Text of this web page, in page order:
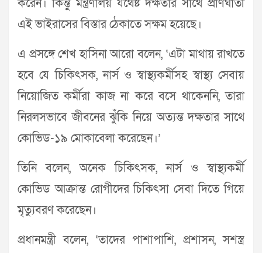
করেন। কিন্তু মন্ত্রণালয় যথেষ্ট দক্ষতার সাথে প্রাণঘাতী
এই ভাইরাসের বিস্তার ঠেকাতে সক্ষম হয়েছে।
এ প্রসঙ্গে শেখ হাসিনা আরো বলেন, ‘এটা মাথায় রাখতে
হবে যে চিকিৎসক, নার্স ও স্বাস্থ্যকর্মীসহ স্বাস্থ্য সেবায়
নিয়োজিত কর্মীরা কাজ না করে বসে থাকেননি, তারা
নিরলসভাবে জীবনের ঝুঁকি নিয়ে অত্যন্ত দক্ষতার সাথে
কোভিড-১৯ মোকাবেলা করেছেন।’
তিনি বলেন, অনেক চিকিৎসক, নার্স ও স্বাস্থ্যকর্মী
কোভিড আক্রান্ত রোগীদের চিকিৎসা সেবা দিতে গিয়ে
মৃত্যুবরণ করেছেন।
প্রধানমন্ত্রী বলেন, ‘তাদের পাশাপাশি, প্রশাসন, সশস্ত্র